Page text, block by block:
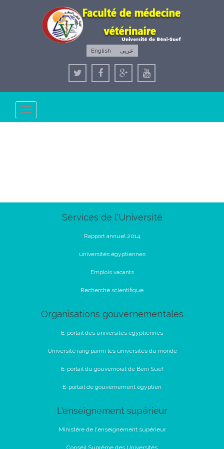
English عربى
Toggle
navigation
Services de l'Université
Rapport annuel 2014
universités égyptiennes
Emplois vacants
Recherche scientifique
Organisations gouvernementales
E-portail des universités égyptiennes
Université rang parmi les universités du monde
E-portail du gouvernorat de Beni Suef
E-portail de gouvernement égyptien
L'enseignement supérieur
Ministère de l'enseignement supérieur
Conseil Suprême des Universités